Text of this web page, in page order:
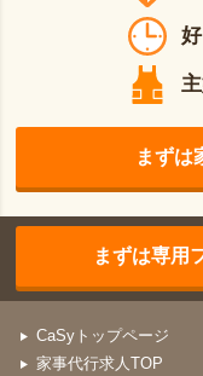
まずは
まずは専用
CaSyトップページ
家事代行求人TOP